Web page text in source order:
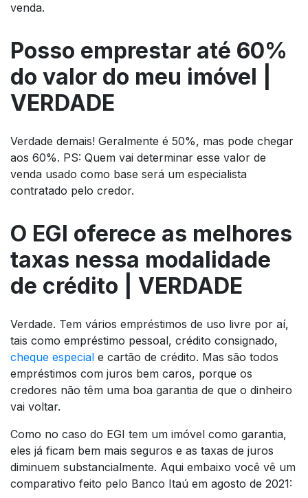
venda.
Posso emprestar até 60%
do valor do meu imóvel |
VERDADE
Verdade demais! Geralmente é 50%, mas pode chegar
aos 60%. PS: Quem vai determinar esse valor de
venda usado como base será um especialista
contratado pelo credor.
O EGI oferece as melhores
taxas nessa modalidade
de crédito | VERDADE
Verdade. Tem vários empréstimos de uso livre por aí,
tais como empréstimo pessoal, crédito consignado,
cheque especial e cartão de crédito. Mas são todos
empréstimos com juros bem caros, porque os
credores não têm uma boa garantia de que o dinheiro
vai voltar.
Como no caso do EGI tem um imóvel como garantia,
eles já ficam bem mais seguros e as taxas de juros
diminuem substancialmente. Aqui embaixo você vê um
comparativo feito pelo Banco Itaú em agosto de 2021: